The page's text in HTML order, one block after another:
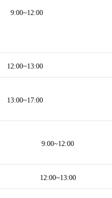
9:00~12:00
12:00~13:00
13:00~17:00
9:00~12:00
12:00~13:00